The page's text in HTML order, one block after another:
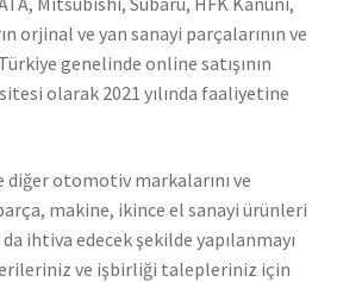
orjinal ve yan sanayi parçalarının ve
genelinde online satışının
sitesi olarak 2021 yılında faaliyetine
otomotiv markalarını ve
makine, ikince el sanayi ürünleri
ihtiva edecek şekilde yapılanmayı
ve işbirliği talepleriniz için